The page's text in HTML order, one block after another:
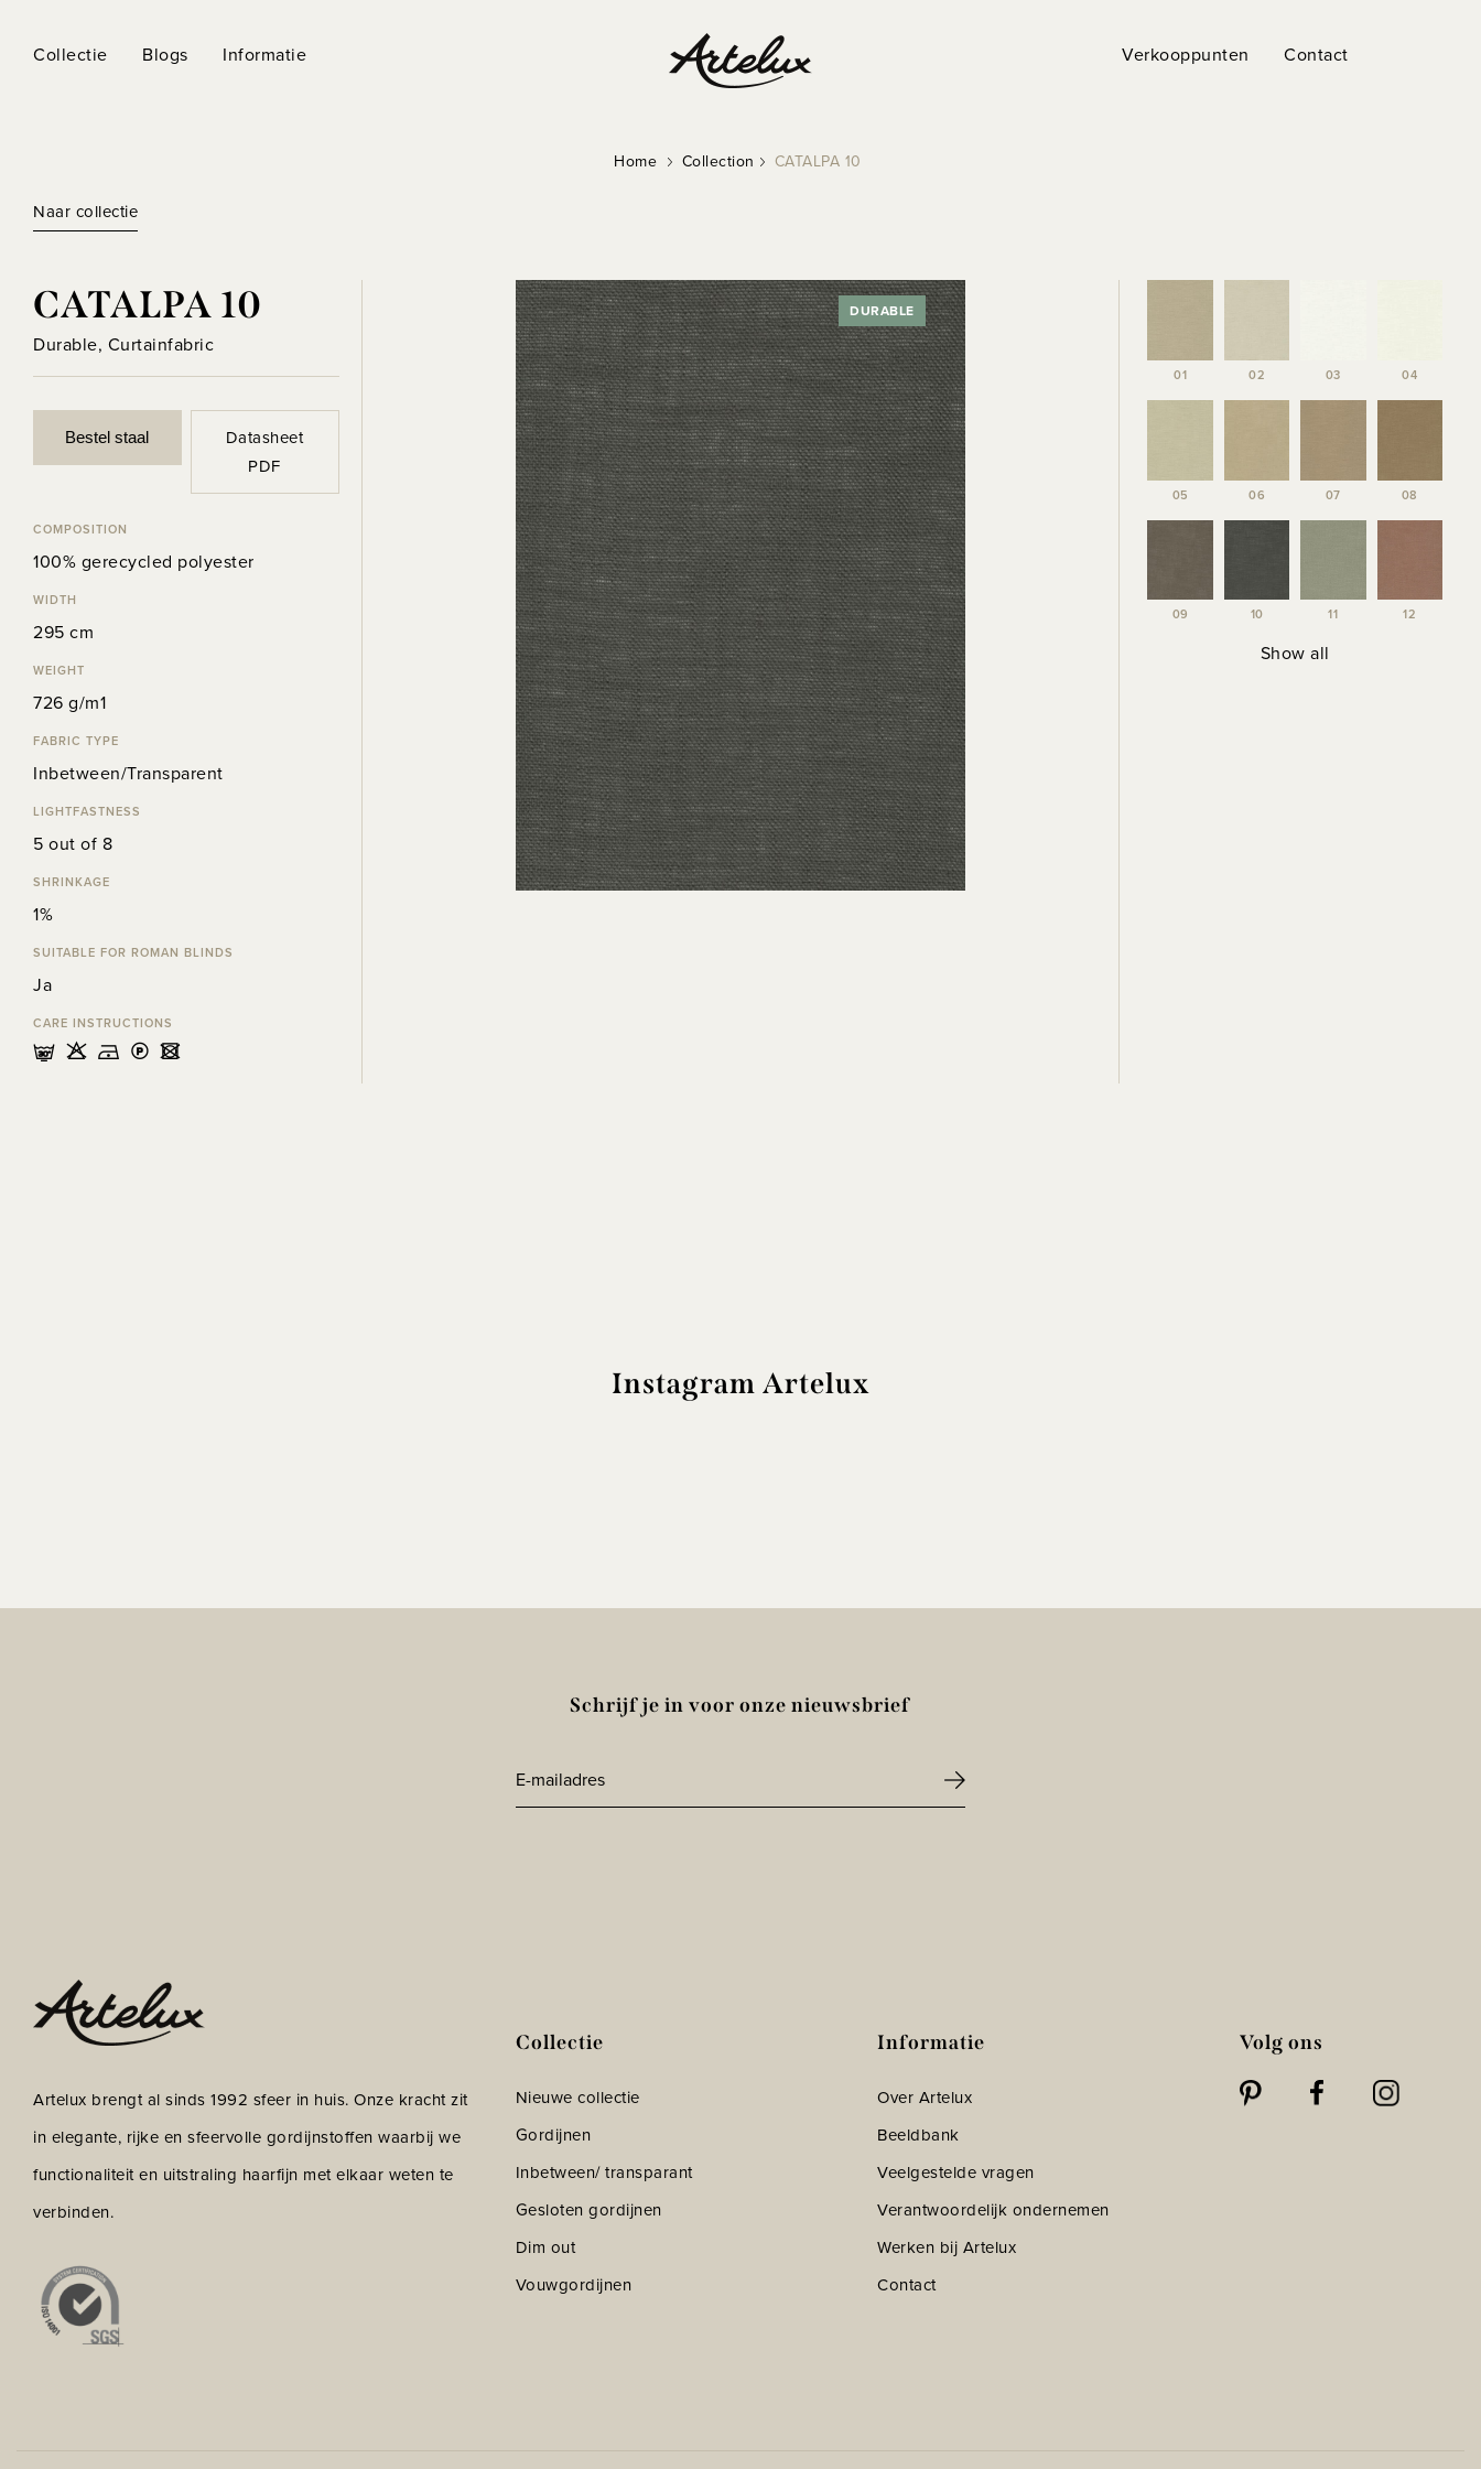
Collectie Blogs Informatie Verkooppunten Contact
Home Collection CATALPA 10
Naar collectie
CATALPA 10
Durable, Curtainfabric
Bestel staal
Datasheet
PDF
COMPOSITION
100% gerecycled polyester
WIDTH
295 cm
WEIGHT
726 g/m1
FABRIC TYPE
Inbetween/Transparent
LIGHTFASTNESS
5 out of 8
SHRINKAGE
1%
SUITABLE FOR ROMAN BLINDS
Ja
CARE INSTRUCTIONS
mHDLU
DURABLE
01 02 03 04
05 06 07 08
09 10 11 12
Show all
Instagram Artelux
Schrijf je in voor onze nieuwsbrief
mailadres
Artelux brengt al sinds 1992 sfeer in huis. Onze kracht zit
in elegante, rijke en sfeervolle gordijnstoffen waarbij we
functionaliteit en uitstraling haarfijn met elkaar weten te
verbinden.
Collectie
Nieuwe collectie
Gordijnen
Inbetween/ transparant
Gesloten gordijnen
Dim out
Vouwgordijnen
Informatie
Over Artelux
Beeldbank
Veelgestelde vragen
Verantwoordelijk ondernemen
Werken bij Artelux
Contact
Volg ons